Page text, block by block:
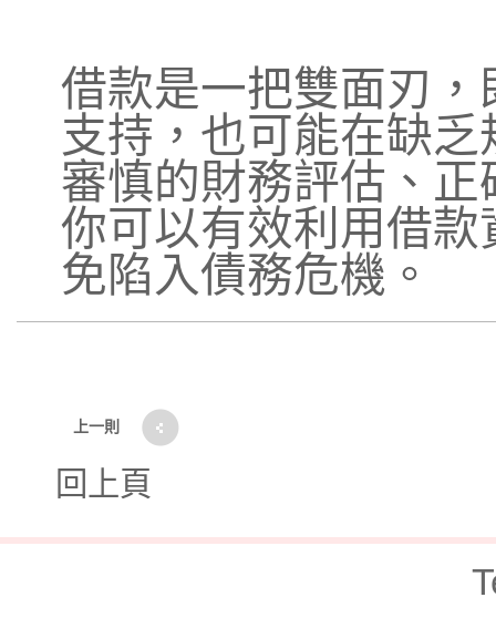
借款是一把雙面刃
支持，也可能在缺
審慎的財務評估、
你可以有效利用借
免陷入債務危機。
上一則
回上頁